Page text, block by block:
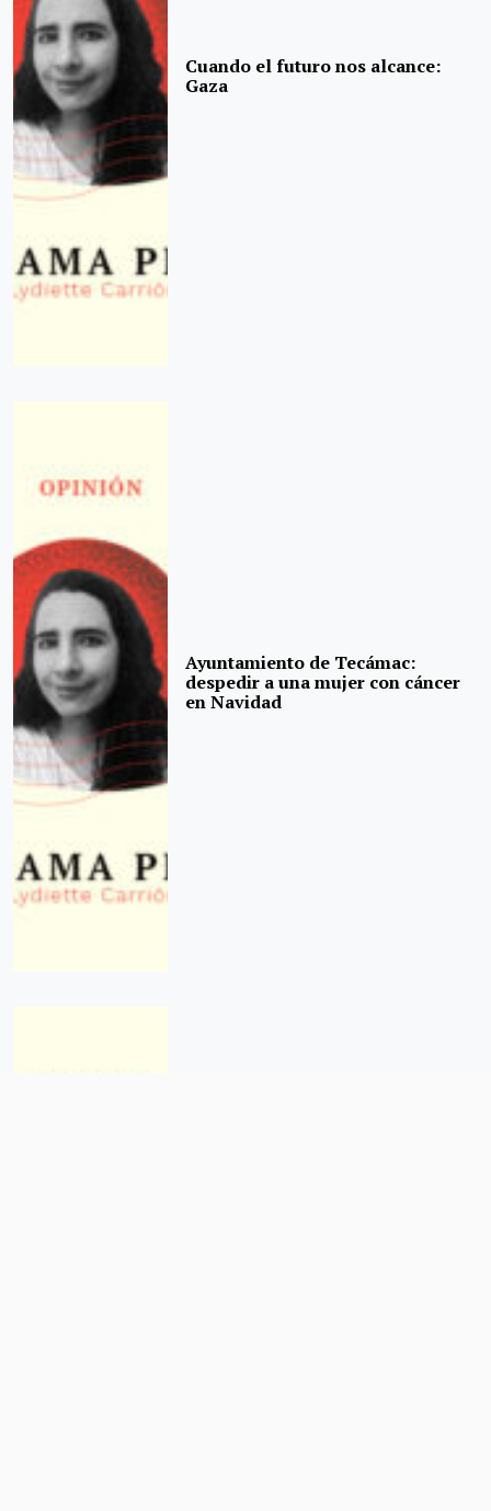
Cuando el futuro nos alcance:
Gaza
Ayuntamiento de Tecámac:
despedir a una mujer con cáncer
en Navidad